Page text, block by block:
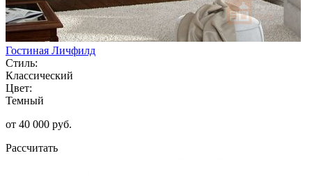
Гостиная Личфилд
Стиль:
Классический
Цвет:
Темный
от 40 000 руб.
Рассчитать